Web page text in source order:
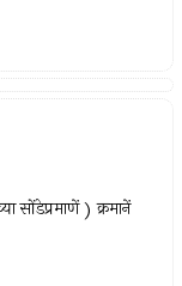
सोंडेप्रमाणें ) क्रमानें